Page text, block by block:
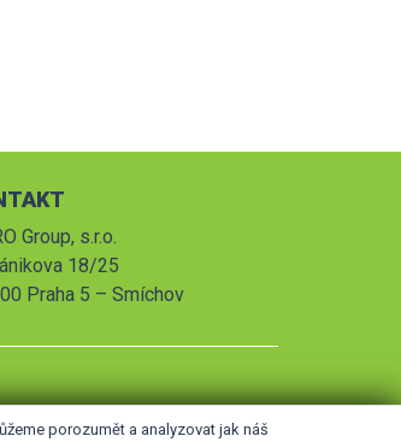
Group, s.r.o.
18/25
Praha 5 – Smíchov
porozumět a analyzovat jak náš